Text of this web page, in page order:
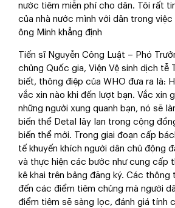
nước tiêm miễn phí cho dân. Tôi rất
của nhà nước mình với dân trong việc
ông Minh khẳng định
Tiến sĩ Nguyễn Công Luật – Phó
chủng Quốc gia, Viện Vệ sinh dịch tễ
biết, thông điệp của WHO đưa ra là:
vắc xin nào khi đến lượt bạn. Vắc xin
những người xung quanh bạn, nó sẽ
biến thể Detal lây lan trong cộng
biến thể mới. Trong giai đoạn cấp
tế khuyến khích người dân chủ động
và thực hiện các bước như cung cấp
kê khai trên bảng đăng ký. Các thông
đến các điểm tiêm chủng mà người
điểm tiêm sẽ sàng lọc, đánh giá tính